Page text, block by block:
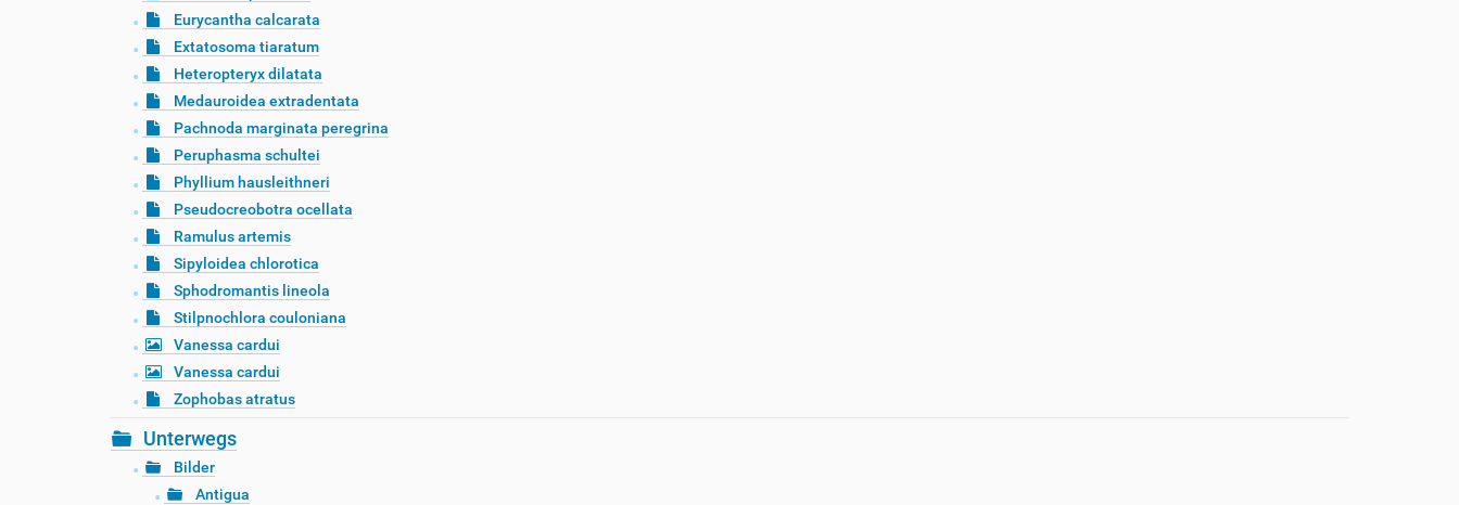
Eurycantha calcarata
Extatosoma tiaratum
Heteropteryx dilatata
Medauroidea extradentata
Pachnoda marginata peregrina
Peruphasma schultei
Phyllium hausleithneri
Pseudocreobotra ocellata
Ramulus artemis
Sipyloidea chlorotica
Sphodromantis lineola
Stilpnochlora couloniana
Vanessa cardui
Vanessa cardui
Zophobas atratus
Unterwegs
Bilder
Antigua